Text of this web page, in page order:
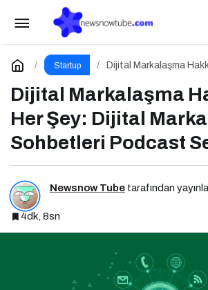
Startup
Dijital Markalaşma
Serisi
Dijital Markalaşma
Her Şey: Dijital
Sohbetleri Podcast
Newsnow Tube tarafından
4dk, 8sn
Yılın En Büyük E-Ticaret
Istanbul 2026
Yorum Yap